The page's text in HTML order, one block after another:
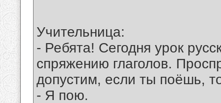
Учительница:
- Ребята! Сегодня урок
спряжению глаголов.
допустим, если ты поёшь,
- Я пою.